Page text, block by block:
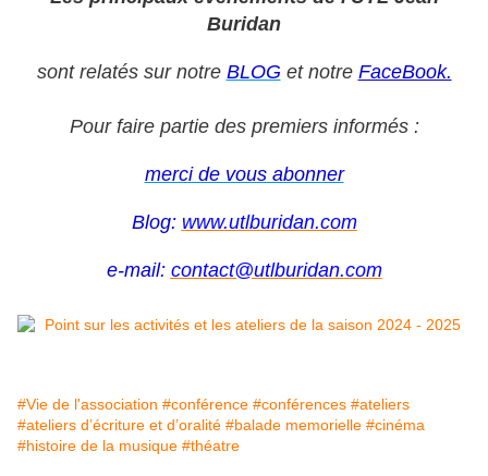
Buridan
sont relatés sur notre BLOG et notre FaceBook.
Pour faire partie des premiers informés :
merci de vous abonner
Blog: www.utlburidan.com
e-mail: contact@utlburidan.com
#Vie de l'association #conférence #conférences #ateliers
#ateliers d’écriture et d’oralité #balade memorielle #cinéma
#histoire de la musique #théatre